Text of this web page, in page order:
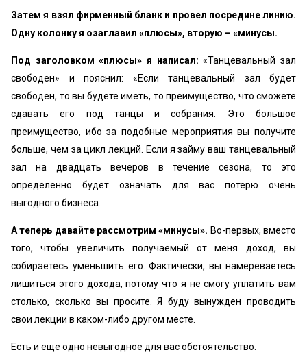
Затем я взял фирменный бланк и провел посредине линию.
Одну колонку я озаглавил «плюсы», вторую – «минусы.
Под заголовком «плюсы» я написал: «Танцевальный зал
свободен» и пояснил: «Если танцевальный зал будет
свободен, то вы будете иметь, то преимущество, что сможете
сдавать его под танцы и собрания. Это большое
преимущество, ибо за подобные мероприятия вы получите
больше, чем за цикл лекций. Если я займу ваш танцевальный
зал на двадцать вечеров в течение сезона, то это
определенно будет означать для вас потерю очень
выгодного бизнеса.
А теперь давайте рассмотрим «минусы». Во-первых, вместо
того, чтобы увеличить получаемый от меня доход, вы
собираетесь уменьшить его. Фактически, вы намереваетесь
лишиться этого дохода, потому что я не смогу уплатить вам
столько, сколько вы просите. Я буду вынужден проводить
свои лекции в каком-либо другом месте.
Есть и еще одно невыгодное для вас обстоятельство.